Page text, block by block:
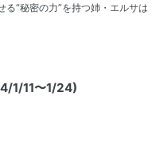
る“秘密の力”を持つ姉・エルサは
1/11〜1/24)